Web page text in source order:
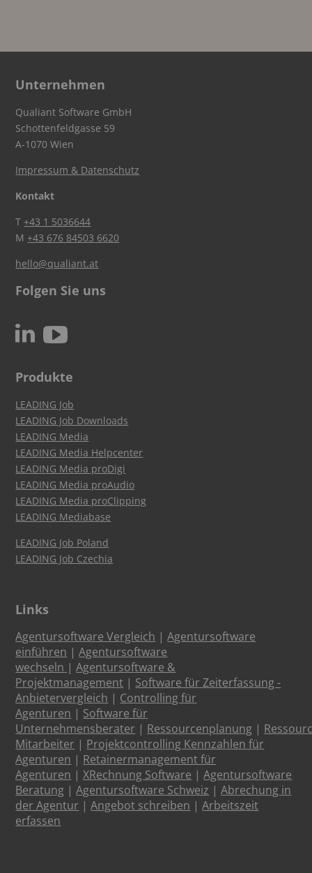
Unternehmen
Qualiant Software GmbH
Schottenfeldgasse 59
A-1070 Wien
Impressum & Datenschutz
Kontakt
T+43 1 5036644
M+43 676 84503 6620
hello@qualiant.at
Folgen Sie uns
N c
Produkte
LEADING Job
LEADING Job Downloads
LEADING Media
LEADING Media Helpcenter
LEADING Media proDigi
LEADING Media proAudio
LEADING Media proClipping
LEADING Mediabase
LEADING Job Poland
LEADING Job Czechia
Links
Agentursoftware Vergleich |Agentursoftware
einführen |Agentursoftware
wechseln |Agentursoftware &
Projektmanagement | Software für Zeiterfassung -
Anbietervergleich | Controlling für
Agenturen | Software für
Unternehmensberater | Ressourcenplanung |
Mitarbeiter | Projektcontrolling Kennzahlen für
Agenturen | Retainermanagement für
Agenturen |XRechnung Software |Agentursoftware
Beratung |Agentursoftware Schweiz |Abrechung in
der Agentur |Angebot schreiben |Arbeitszeit
erfassen